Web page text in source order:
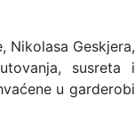
Nikolasa Geskjera,
susreta i
u garderobi